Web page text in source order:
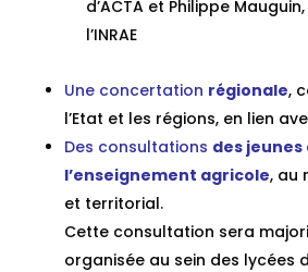
d’ACTA et Philippe
l’INRAE
Une concertation régionale,
l’Etat et les régions, en lien
Des consultations des jeunes
l’enseignement agricole, au
et territorial.
Cette consultation sera
organisée au sein des lycées